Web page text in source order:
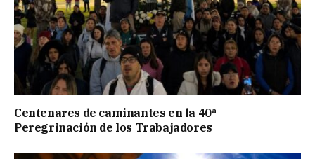
Centenares de caminantes en la 40ª
Peregrinación de los Trabajadores